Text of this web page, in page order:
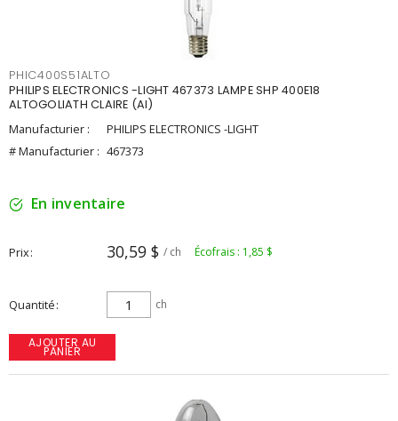
PHIC400S51ALTO
PHILIPS ELECTRONICS -LIGHT 467373 LAMPE SHP 400E18
ALTOGOLIATH CLAIRE (AI)
Manufacturier :
PHILIPS ELECTRONICS -LIGHT
# Manufacturier : 467373
En inventaire
Prix 30,59 $ / ch Écofrais : 1,85 $
Quantité ch
AJOUTER AU
PANIER